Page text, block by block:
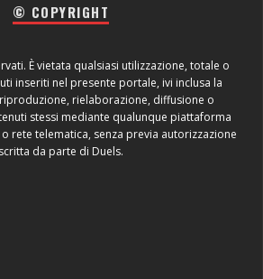
© COPYRIGHT
È vietata qualsiasi utilizzazione, totale o
inseriti nel presente portale, ivi inclusa la
rielaborazione, diffusione o
stessi mediante qualunque piattaforma
rete telematica, senza previa autorizzazione
scritta da parte di Duels.